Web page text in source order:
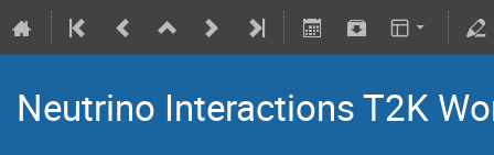
Neutrino Interactions T2K